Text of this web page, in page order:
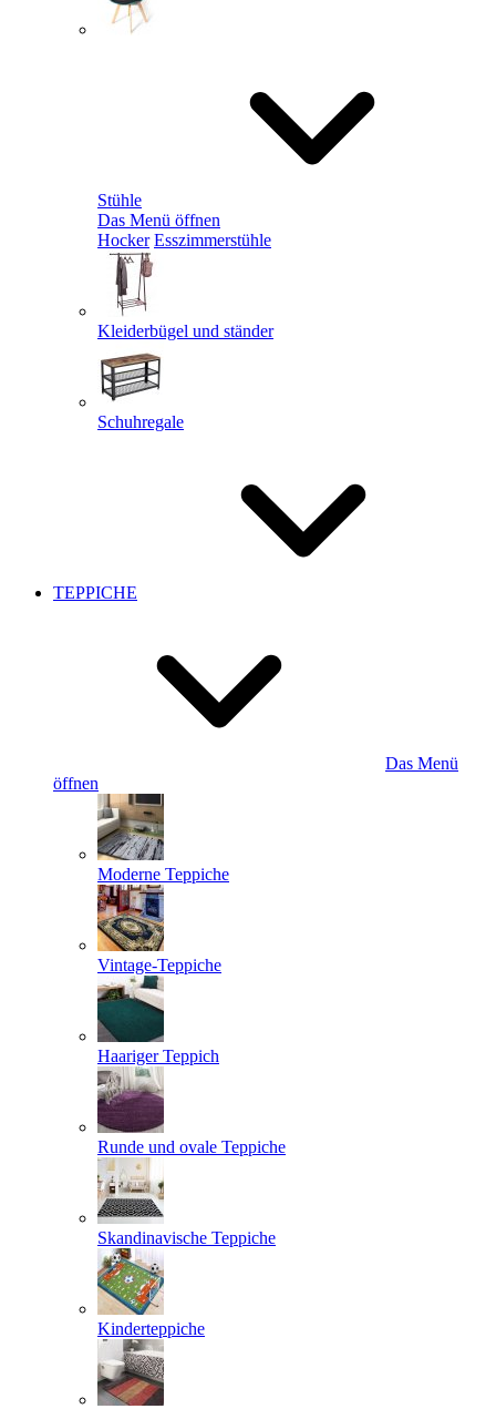
Stühle
Das Menü öffnen
Hocker Esszimmerstühle
Kleiderbügel und ständer
Schuhregale
TEPPICHE
Das Menü
öffnen
Moderne Teppiche
Vintage-Teppiche
Haariger Teppich
Runde und ovale Teppiche
Skandinavische Teppiche
Kinderteppiche